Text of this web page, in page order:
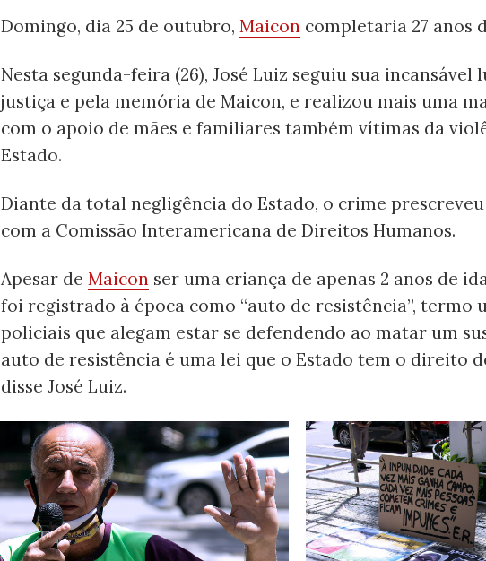
Domingo, dia 25 de outubro, Maicon completaria 27 anos
Nesta segunda-feira (26), José Luiz seguiu sua incansável
justiça e pela memória de Maicon, e realizou mais uma
com o apoio de mães e familiares também vítimas da
Estado.
Diante da total negligência do Estado, o crime
com a Comissão Interamericana de Direitos Humanos.
Apesar de Maicon ser uma criança de apenas 2 anos de
foi registrado à época como “auto de resistência”, termo
policiais que alegam estar se defendendo ao matar um
auto de resistência é uma lei que o Estado tem o direito
disse José Luiz.